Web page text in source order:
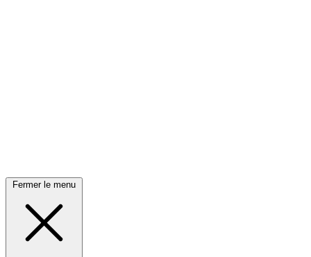
Fermer le menu